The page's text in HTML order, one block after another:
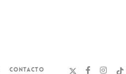
CONTACTO